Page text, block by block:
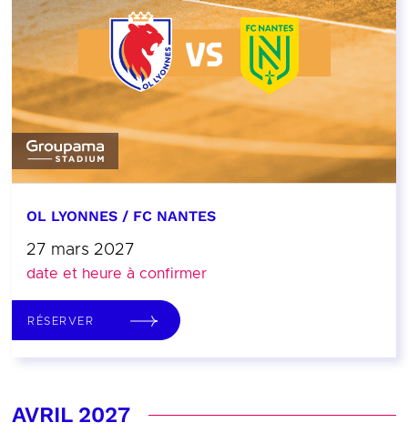
OL LYONNES / FC NANTES
27 mars 2027
date et heure à confirmer
RÉSERVER
AVRIL 2027